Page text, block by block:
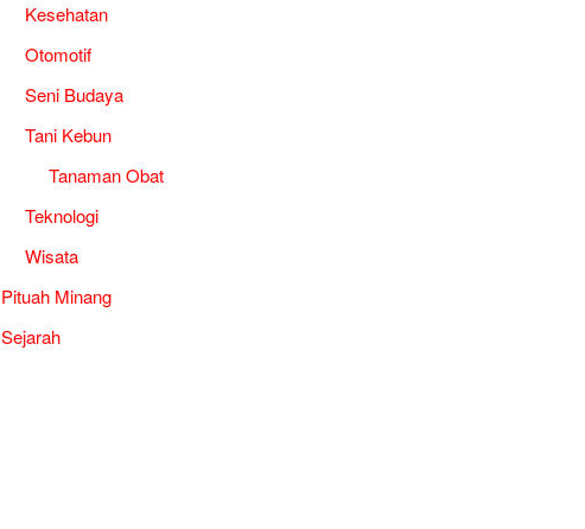
Kesehatan
Otomotif
Seni Budaya
Tani Kebun
Tanaman Obat
Teknologi
Wisata
Pituah Minang
Sejarah